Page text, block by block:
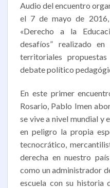
Audio del encuentro
el 7 de mayo de
«Derecho a la
desafíos” realizado
territoriales
debate político
En este primer
Rosario, Pablo Imen
se vive a nivel mundial y
en peligro la propia
tecnocrático,
derecha en nuestro
como un administrador
escuela con su historia